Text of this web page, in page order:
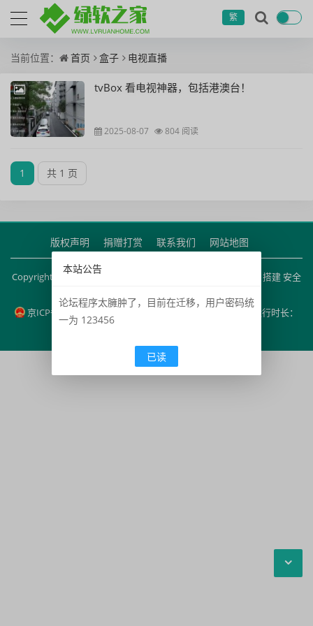
繁
当前位置： 首页 盒子 电视直播
tvBox 看电视神器，包括港澳台！
2025-08-07 804 阅读
1 共 1 页
版权声明 捐赠打赏 联系我们 网站地图
Copyright 2020-2025
搭建 安全
京ICP备11000001号
运行时长：
本站公告
论坛程序太臃肿了，目前在迁移，用户密码统
一为 123456
已读